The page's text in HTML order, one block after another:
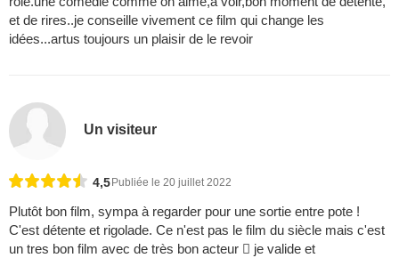
et de rires..je conseille vivement ce film qui change les
idées...artus toujours un plaisir de le revoir
Un visiteur
4,5Publiée le 20 juillet 2022
Plutôt bon film, sympa à regarder pour une sortie entre pote !
C'est détente et rigolade. Ce n'est pas le film du siècle mais c'est
un tres bon film avec de très bon acteur  je valide et